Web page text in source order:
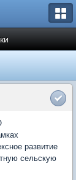
развитие
сельскую